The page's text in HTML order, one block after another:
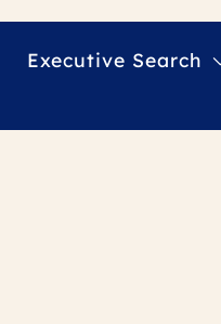
Executive Search